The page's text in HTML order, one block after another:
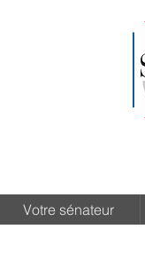
Votre sénateur